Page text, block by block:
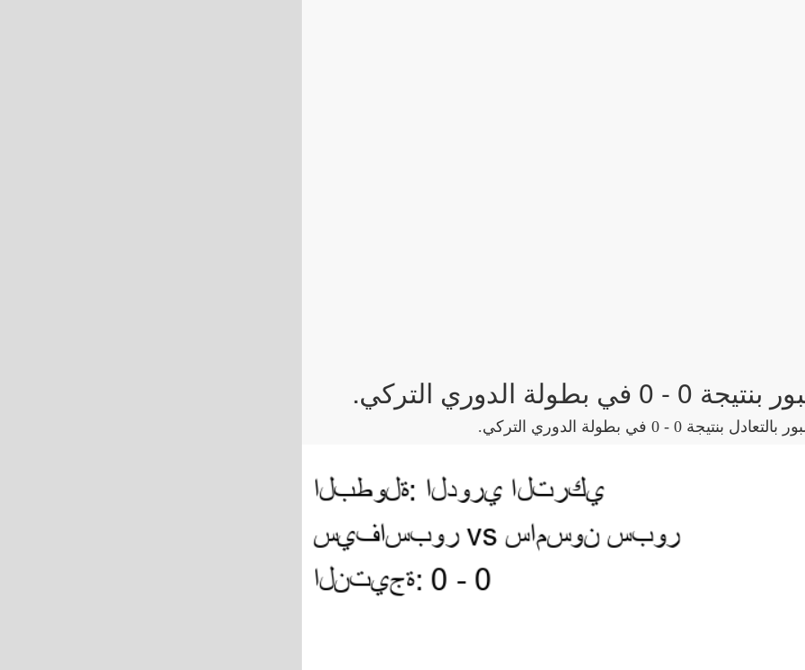
التركي.
في بطولة الدوري التركي.